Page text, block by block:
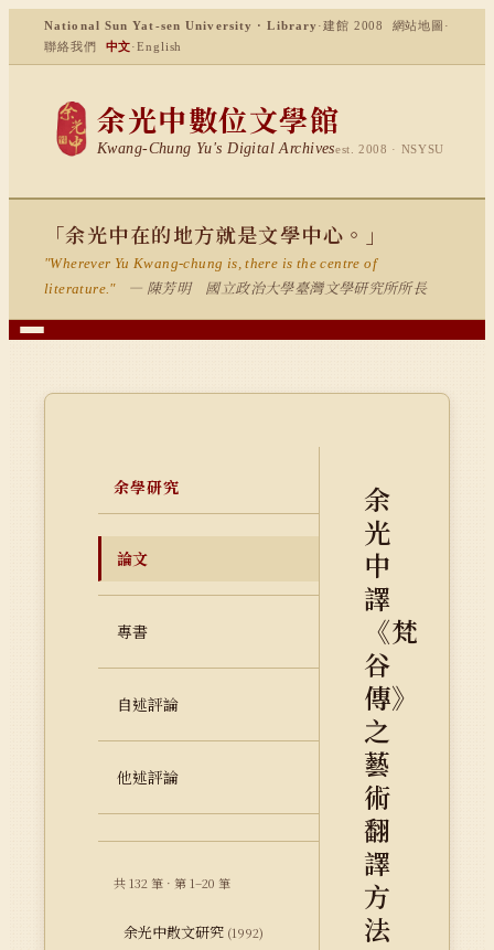
National Sun Yat-sen University · Library ·建館 2008 網站地圖 ·
聯絡我們
中文·English
余光中數位文學館
Kwang-Chung Yu's Digital Archivesest. 2008 · NSYSU
「余光中在的地方就是文學中心。」
"Wherever Yu Kwang-chung is, there is the centre of
literature."
— 陳芳明 國立政治大學臺灣文學研究所所長
余學研究
論文
專書
自述評論
他述評論
共 132 筆 · 第 1–20 筆
余光中散文研究 (1992)
余
光
中
譯
《梵
谷
傳》
之
藝
術
翻
譯
方
法